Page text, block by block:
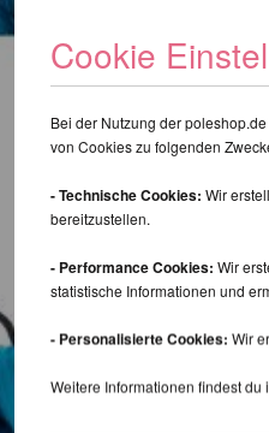
Cookie
Bei der Nutzung der
von Cookies zu folgenden
- Technische Cookies: Wir
bereitzustellen.
- Performance Cookies: Wir
statistische Informationen und
- Personalisierte Cookies: Wir
Weitere Informationen findest du